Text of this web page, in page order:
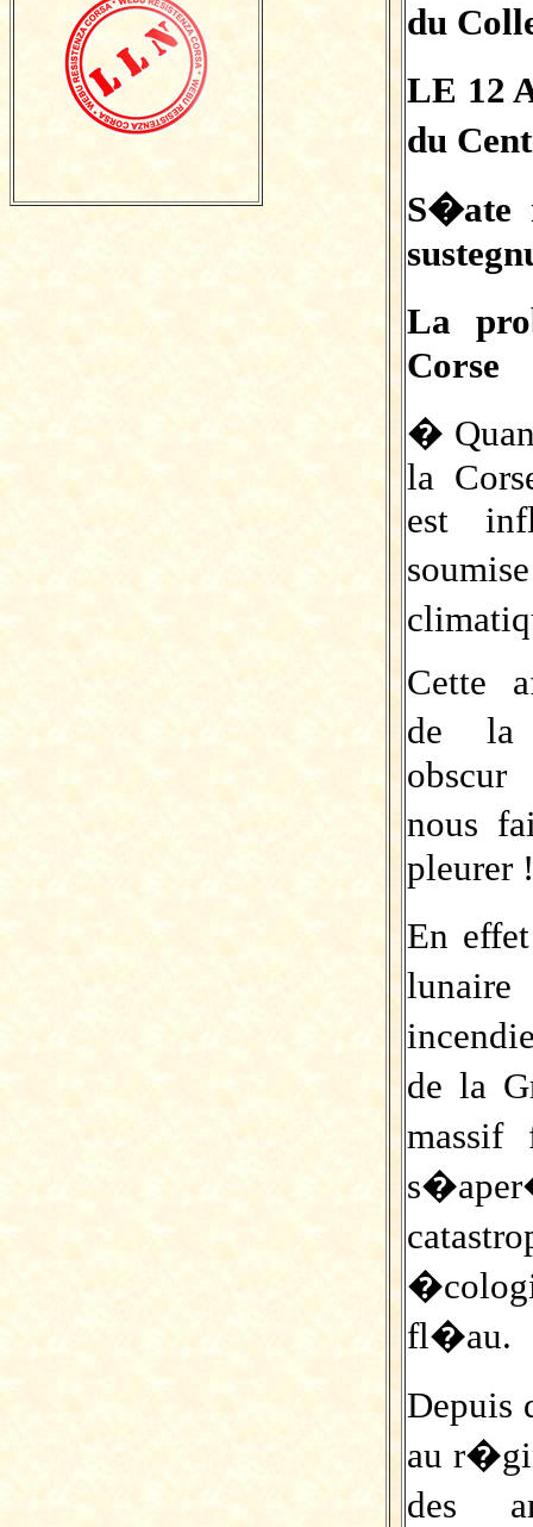
du
LE 12
du
S�ate
La
Corse
�
la
est
Cette
de la
nous
pleurer
En
de la
massif
fl�au.
Depuis
au
des